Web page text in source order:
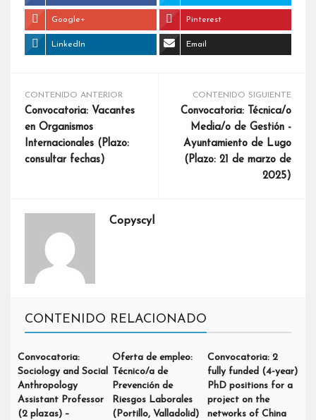
Google+ Pinterest
LinkedIn Email
CONTENIDO ANTERIOR
Convocatoria: Vacantes
en Organismos
Internacionales (Plazo:
consultar fechas)
CONTENIDO SIGUIENTE
Convocatoria: Técnica/o
Media/o de Gestión -
Ayuntamiento de Lugo
(Plazo: 21 de marzo de
2025)
Copyscyl
CONTENIDO RELACIONADO
Convocatoria:
Sociology and Social
Anthropology
Assistant Professor
(2 plazas) –
Oferta de empleo:
Técnico/a de
Prevención de
Riesgos Laborales
(Portillo, Valladolid)
Convocatoria: 2
fully funded (4-year)
PhD positions for a
project on the
networks of China